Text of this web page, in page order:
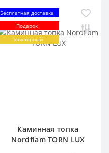
Бесплатная доставка
Подарок
Популярный
Каминная топка
Nordflam TORN LUX